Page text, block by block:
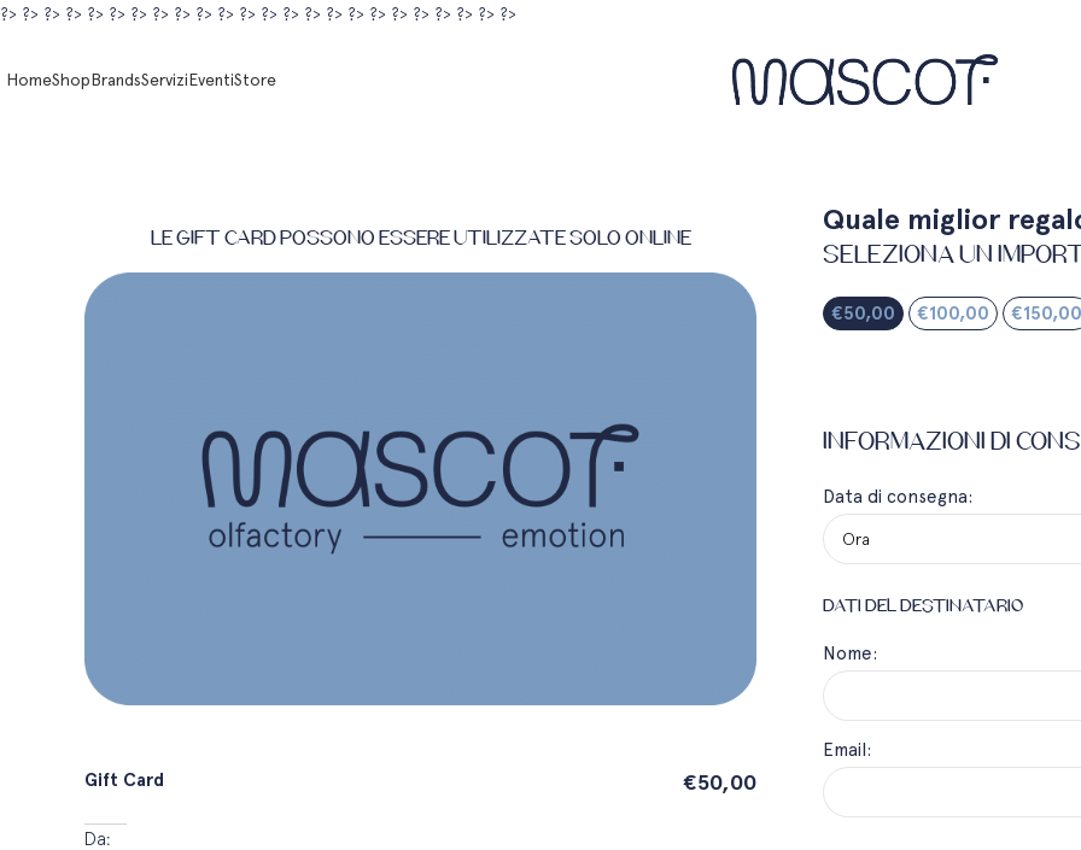
?> ?> ?> ?> ?> ?> ?> ?> ?> ?> ?> ?> ?> ?> ?> ?> ?> ?> ?> ?> ?> ?> ?> ?>
HomeShopBrandsServiziEventiStore
le gift card possono essere utilizzate solo online
Gift Card €50,00
Da:
Quale miglior
Seleziona un
€50,00 €100,00 €150,00
Informazioni di
Data di consegna:
DATI DEL DESTINATARIO
Nome:
Email: